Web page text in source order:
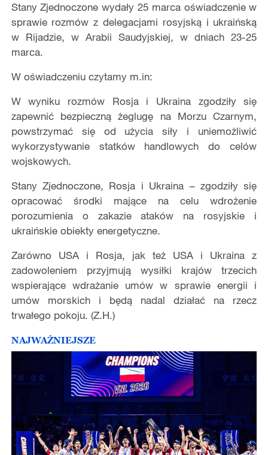
Stany Zjednoczone wydały 25 marca oświadczenie w
sprawie rozmów z delegacjami rosyjską i ukraińską
w Rijadzie, w Arabii Saudyjskiej, w dniach 23-25
marca.
W oświadczeniu czytamy m.in:
W wyniku rozmów Rosja i Ukraina zgodziły się
zapewnić bezpieczną żeglugę na Morzu Czarnym,
powstrzymać się od użycia siły i uniemożliwić
wykorzystywanie statków handlowych do celów
wojskowych.
Stany Zjednoczone, Rosja i Ukraina – zgodziły się
opracować środki mające na celu wdrożenie
porozumienia o zakazie ataków na rosyjskie i
ukraińskie obiekty energetyczne.
Zarówno
USA i
Rosja, jak też USA i Ukraina z
zadowoleniem przyjmują wysiłki krajów trzecich
wspierające wdrażanie umów w sprawie energii i
umów morskich i będą nadal działać na rzecz
trwałego pokoju. (Z.H.)
NAJWAŻNIEJSZE